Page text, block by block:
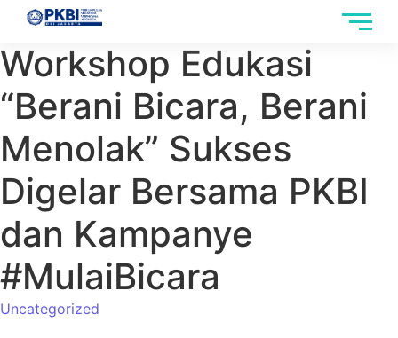
Workshop Edukasi
“Berani Bicara, Berani
Menolak” Sukses
Digelar Bersama PKBI
dan Kampanye
#MulaiBicara
Uncategorized